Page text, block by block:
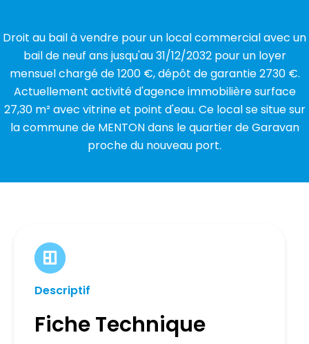
Droit au bail à vendre pour un local commercial avec un
bail de neuf ans jusqu'au 31/12/2032 pour un loyer
mensuel chargé de 1200 €, dépôt de garantie 2730 €.
Actuellement activité d'agence immobilière surface
27,30 m² avec vitrine et point d'eau. Ce local se situe sur
la commune de MENTON dans le quartier de Garavan
proche du nouveau port.
Descriptif
Fiche Technique